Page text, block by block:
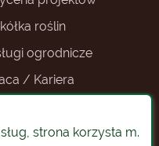
strona korzysta m.
roślin
ogrodnicze
/ Kariera
ogrodniczy -